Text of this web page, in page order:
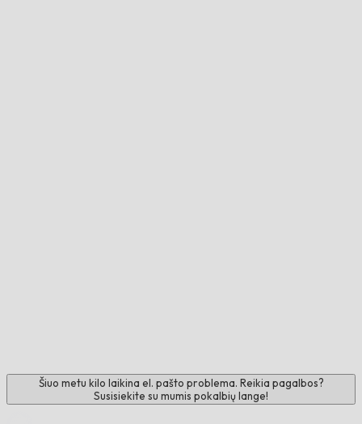
Šiuo metu kilo laikina el. pašto problema. Reikia pagalbos?
Susisiekite su mumis pokalbių lange!